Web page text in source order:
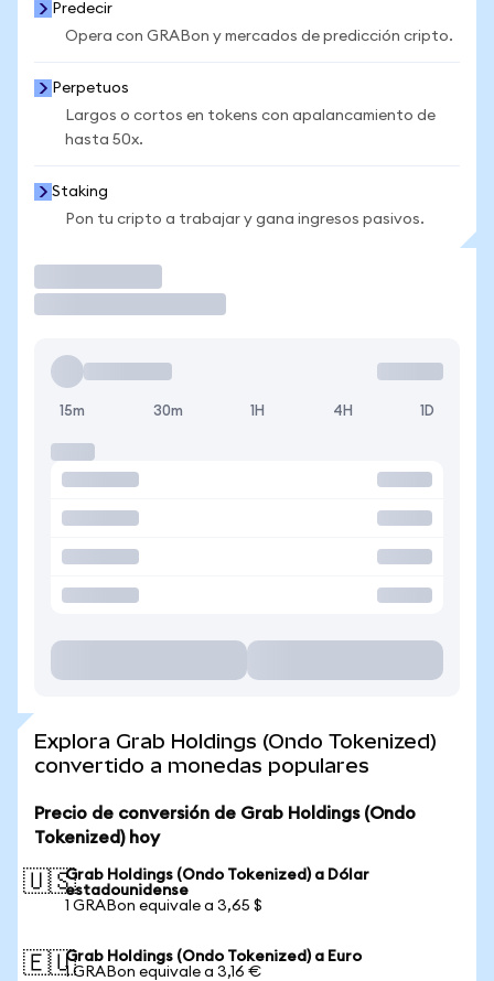
Predecir
Opera con GRABon y mercados de predicción cripto.
Perpetuos
Largos o cortos en tokens con apalancamiento de
hasta 50x.
Staking
Pon tu cripto a trabajar y gana ingresos pasivos.
15m 30m 1H 4H 1D
Explora Grab Holdings (Ondo Tokenized)
convertido a monedas populares
Precio de conversión de Grab Holdings (Ondo
Tokenized) hoy
🇺🇸Grab Holdings (Ondo Tokenized) a Dólar
estadounidense
1 GRABon equivale a 3,65 $
🇪🇺Grab Holdings (Ondo Tokenized) a Euro
1 GRABon equivale a 3,16 €